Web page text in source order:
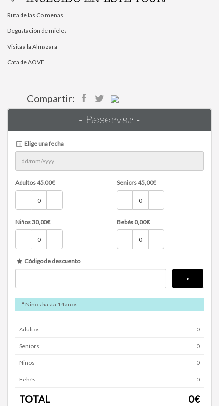
Ruta de las Colmenas
Degustación de mieles
Visita a la Almazara
Cata de AOVE
Compartir:
- Reservar -
Elige una fecha
Adultos45,00€ Seniors45,00€
Niños30,00€ Bebés 0,00€
Código de descuento
* Niños hasta 14 años
Adultos 0
Seniors 0
Niños 0
Bebés 0
TOTAL 0€